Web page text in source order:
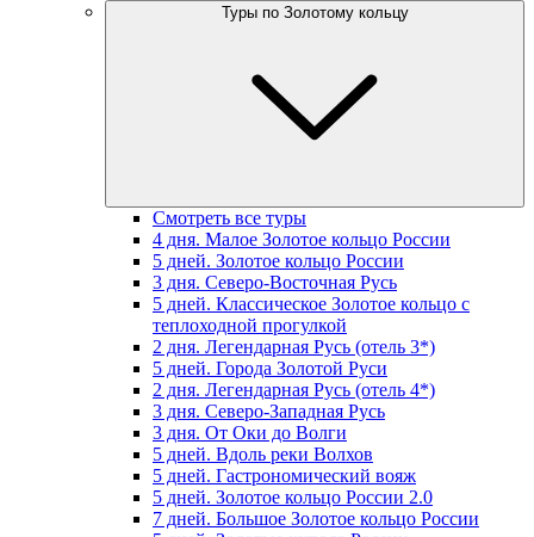
Туры по Золотому кольцу
Смотреть все туры
4 дня. Малое Золотое кольцо России
5 дней. Золотое кольцо России
3 дня. Северо-Восточная Русь
5 дней. Классическое Золотое кольцо с
теплоходной прогулкой
2 дня. Легендарная Русь (отель 3*)
5 дней. Города Золотой Руси
2 дня. Легендарная Русь (отель 4*)
3 дня. Северо-Западная Русь
3 дня. От Оки до Волги
5 дней. Вдоль реки Волхов
5 дней. Гастрономический вояж
5 дней. Золотое кольцо России 2.0
7 дней. Большое Золотое кольцо России